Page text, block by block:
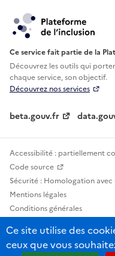
Ce service fait partie de la
Découvrez les outils qui
chaque service, son objectif.
Découvrez nos services
beta.gouv.fr
Accessibilité : partiellement
Code source
Sécurité : Homologation avec
Mentions légales
Conditions générales
Statistiques, lexiques et
Sauf mention contraire, tous
Ce site utilise des
ceux que vous